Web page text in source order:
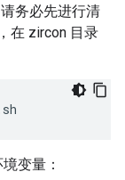
务必先进行清
在 zircon 目录
变量：